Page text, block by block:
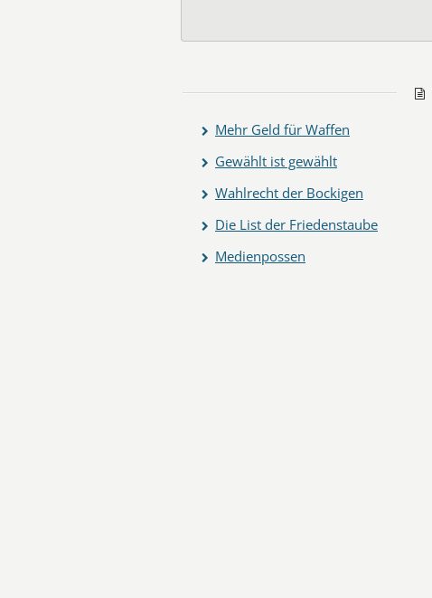
Mehr Geld für Waffen
Gewählt ist gewählt
Wahlrecht der Bockigen
Die List der Friedenstaube
Medienpossen